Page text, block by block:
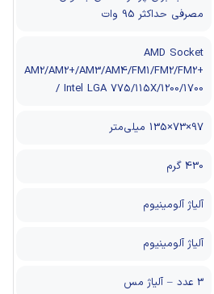
مصرفی حداکثر 95 وات
AMD Socket
AM2/AM2+/AM3/AM4/FM1/FM2/FM2+
/ Intel LGA 775/115X/1200/1700
97×73×135 میلی‌متر
430 گرم
آلیاژ آلومینیوم
آلیاژ آلومینیوم
3 عدد – آلیاژ مس